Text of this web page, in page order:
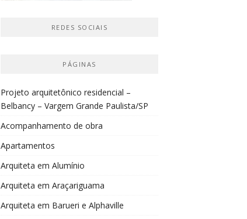
REDES SOCIAIS
PÁGINAS
Projeto arquitetônico residencial –
Belbancy – Vargem Grande Paulista/SP
Acompanhamento de obra
Apartamentos
Arquiteta em Alumínio
Arquiteta em Araçariguama
Arquiteta em Barueri e Alphaville